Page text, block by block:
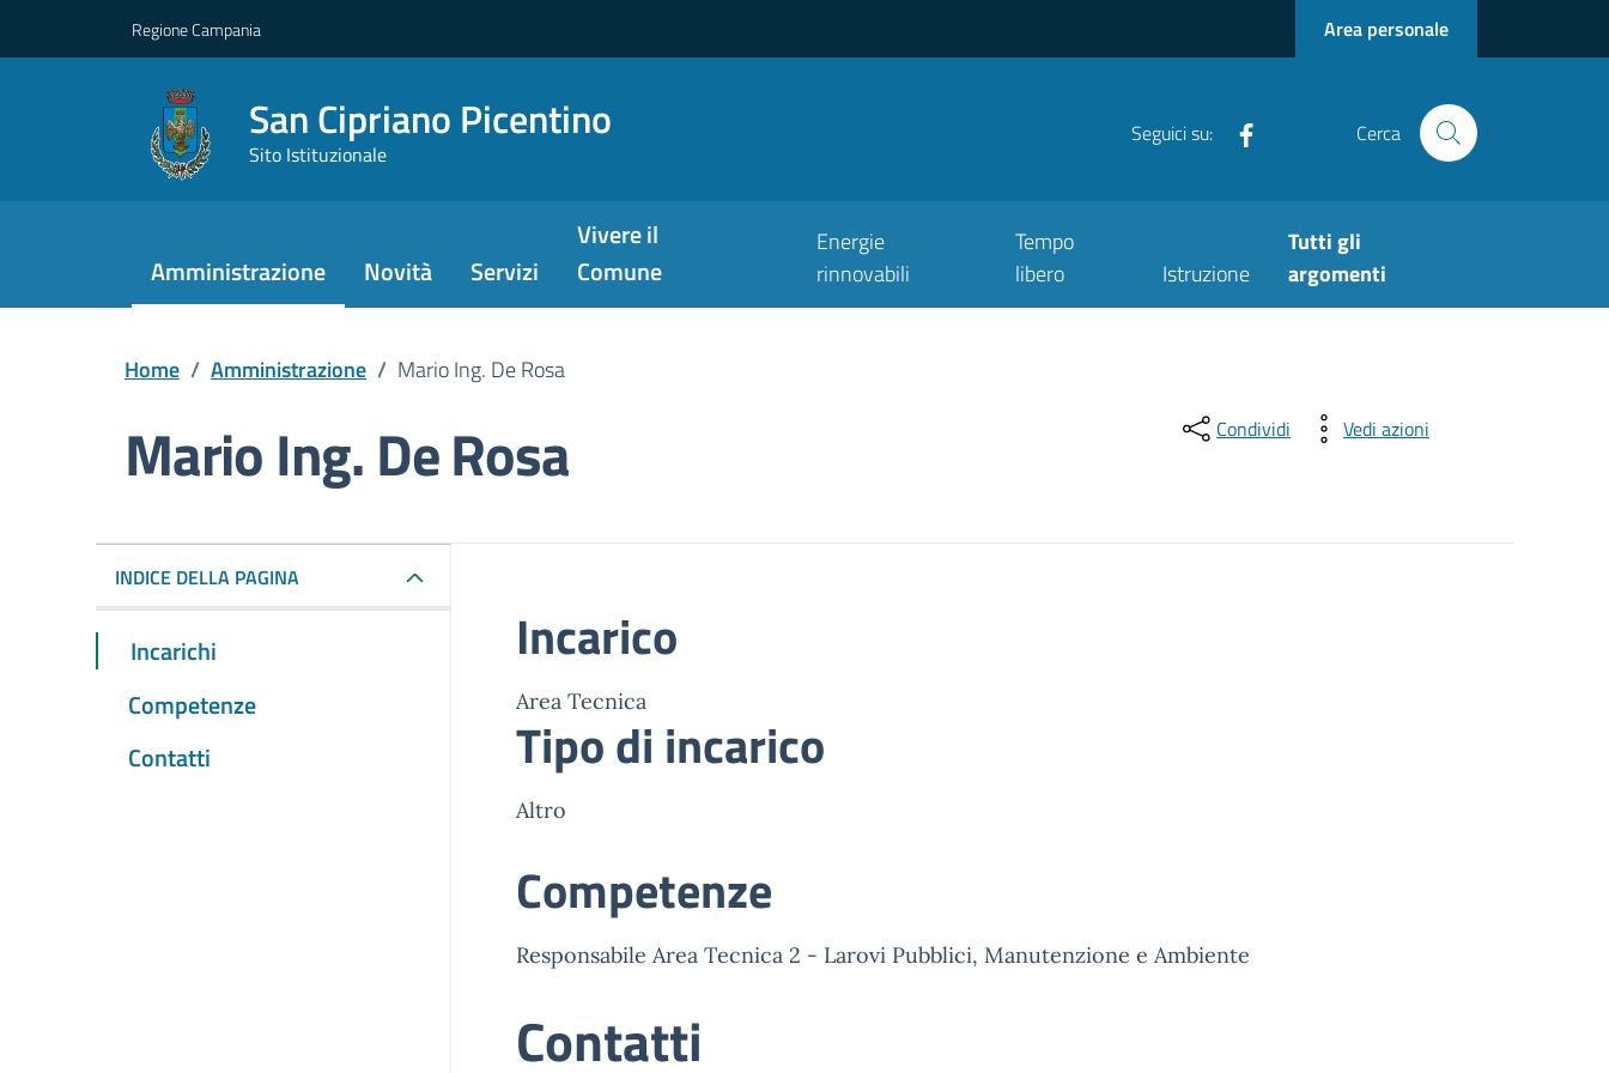
Regione Campania Area personale
San Cipriano Picentino
Sito Istituzionale
Seguici su: Cerca
Amministrazione Novità Servizi
Vivere il
Comune
Energie
rinnovabili
Tempo
libero
Istruzione
Tutti gli
argomenti
Home / Amministrazione / Mario Ing. De Rosa
Mario Ing. De Rosa
Dettagli della persona pubblica
Condividi Vedi azioni
INDICE DELLA PAGINA
Incarichi
Competenze
Contatti
Incarico
Area Tecnica
Tipo di incarico
Altro
Competenze
Responsabile Area Tecnica 2 - Larovi Pubblici, Manutenzione e Ambiente
Contatti